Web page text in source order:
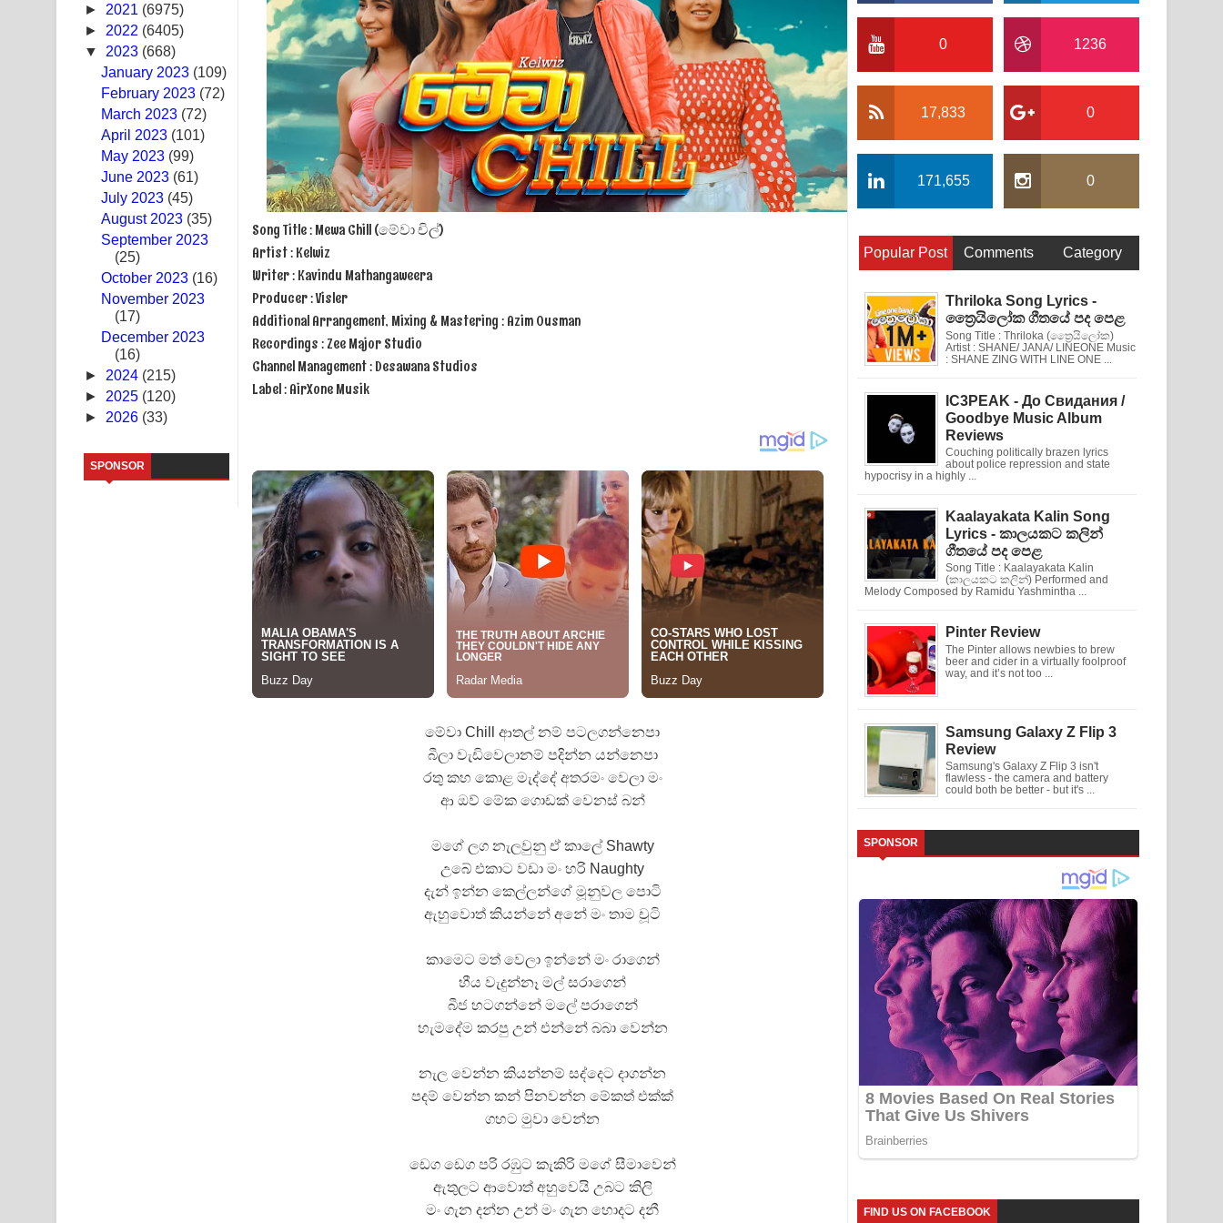
Hoda sihiyen Song Lyrics - හොද සිහියෙන් ගීතයේ පද පෙළ
Awanken Song Lyrics - අවංකෙන් ගීතයේ පද පෙළ
Pa Sina Song Lyrics - පෑ සිනා ගීතයේ පද පෙළ
Pemwanthiye Song Lyrics - පෙම්වන්තියේ ගීතයේ පද පෙළ
Manobhawa Song Lyrics - මනෝභව ගීතයේ පද පෙළ
Akahe Indala Song Lyrics - ආකාහේ ඉඳලා ගීතයේ පද පෙළ
Raawaya Song Lyrics - රාවය ගීතයේ පද පෙළ
Saddeta Denna Song Lyrics - සද්දෙට දෙන්න ගීතයේ පද පෙළ
Kaalaya Song Lyrics - කාලය ගීතයේ පද පෙළ
Aramuna Song Lyrics - අරමුණ ගීතයේ පද පෙළ
Sandata Duka Hithila Song Lyrics - සඳට දුක හිතිලා ගීතයේ පද පෙළ
Father Song Lyrics - ෆාදර් ගීතයේ පද පෙළ
Dannawada Mawa Song Lyrics - දන්නවාද මාව ගීතයේ පද පෙළ
NEENA Song Lyrics - නීනා ගීතයේ පද පෙළ
Ahimi Wimai Himi Song Lyrics - අහිමි විමයි හිමි ගීතයේ පද පෙළ
Mathaka Parana Song Lyrics - මතක පාරනා ගීතයේ පද පෙළ
► 2021 (6975)
► 2022 (6405)
▼ 2023 (668)
January 2023 (109)
February 2023 (72)
March 2023 (72)
April 2023 (101)
May 2023 (99)
June 2023 (61)
July 2023 (45)
August 2023 (35)
September 2023
(25)
October 2023 (16)
November 2023
(17)
December 2023
(16)
► 2024 (215)
► 2025 (120)
► 2026 (33)
SPONSOR
Song Title : Mewa Chill (මේවා චිල්)
Artist : Kelwiz
Writer : Kavindu Mathangaweera
Producer : Visler
Additional Arrangement, Mixing & Mastering : Azim Ousman
Recordings : Zee Major Studio
Channel Management : Desawana Studios
Label : AirXone Musik
මේවා Chill ආතල් නම් පටලගන්නෙපා
බීලා වැඩිවෙලානම් පදින්න යන්නෙපා
රතු කහ කොළ මැද්දේ අතරමං වෙලා මං
ආ ඔව් මේක ගොඩක් වෙනස් බන්
මගේ ලග නැලවුනු ඒ කාලේ Shawty
උබේ එකාට වඩා මං හරි Naughty
දැන් ඉන්න කෙල්ලන්ගේ මූනුවල පොටි
ඇහුවොත් කියන්නේ අනේ මං තාම චූටි
කාමෙට මත් වෙලා ඉන්නේ මං රාගෙන්
හීය වැදුන්නෑ මල් සරාගෙන්
බීජ හටගන්නේ මලේ පරාගෙන්
හැමදේම කරපු උන් එන්නේ බබා වෙන්න
නැල වෙන්න කියන්නම් සද්දෙට දාගන්න
පදම් වෙන්න කන් පිනවන්න මේකත් එක්ක්
ගහට මුවා වෙන්න
ඩෙග ඩෙග පරි රඹුට කැකිරි මගේ සීමාවෙන්
ඇතුලට ආවොත් අහුවෙයි උබට කිලි
මං ගැන දන්න උන් මං ගැන හොදට දනී
0 1236
17,833 0
171,655 0
Popular Post Comments Category
Thriloka Song Lyrics -
ත්‍රෛයිලෝක ගීතයේ පද පෙළ
Song Title : Thriloka (ත්‍රෛයිලෝක)
Artist : SHANE/ JANA/ LINEONE Music
: SHANE ZING WITH LINE ONE ...
IC3PEAK - До Свидания /
Goodbye Music Album
Reviews
Couching politically brazen lyrics
about police repression and state
hypocrisy in a highly ...
Kaalayakata Kalin Song
Lyrics - කාලයකට කලින්
ගීතයේ පද පෙළ
Song Title : Kaalayakata Kalin
(කාලයකට කලින්) Performed and
Melody Composed by Ramidu Yashmintha ...
Pinter Review
The Pinter allows newbies to brew
beer and cider in a virtually foolproof
way, and it’s not too ...
Samsung Galaxy Z Flip 3
Review
Samsung's Galaxy Z Flip 3 isn't
flawless - the camera and battery
could both be better - but it's ...
SPONSOR
FIND US ON FACEBOOK